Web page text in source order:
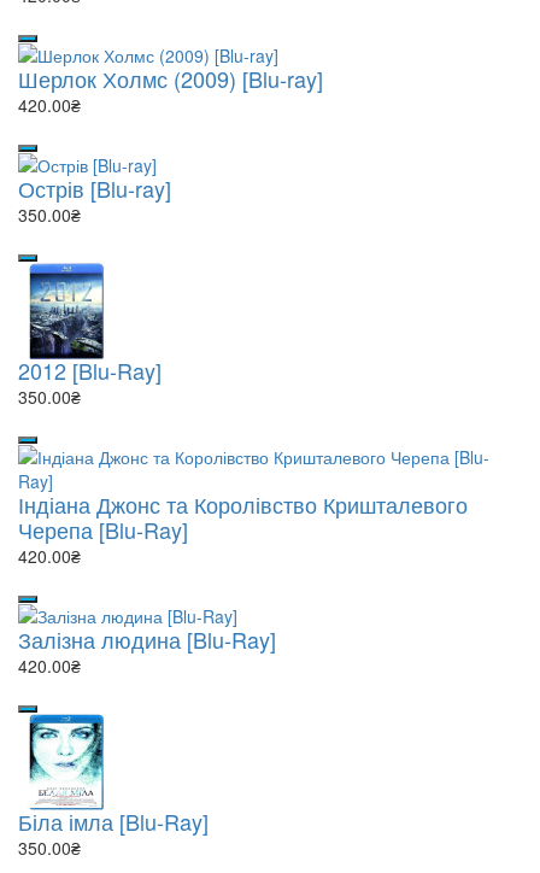
Шерлок Холмс (2009) [Blu-ray]
420.00₴
Острів [Blu-ray]
350.00₴
2012 [Blu-Ray]
350.00₴
Індіана Джонс та Королівство Кришталевого
Черепа [Blu-Ray]
420.00₴
Залізна людина [Blu-Ray]
420.00₴
Біла імла [Blu-Ray]
350.00₴